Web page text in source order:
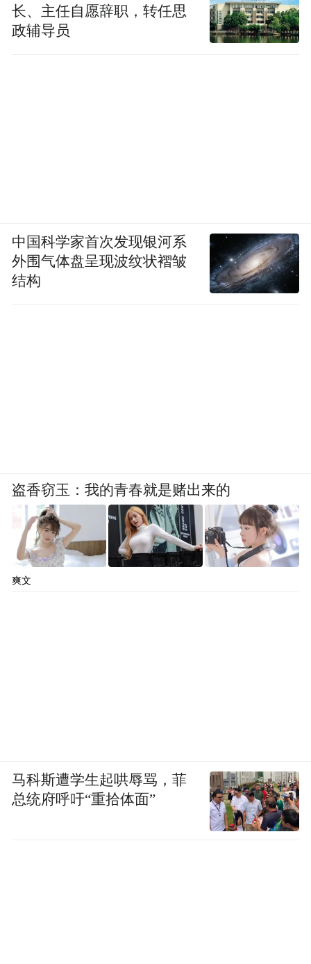
长、主任自愿辞职，转任思
政辅导员
中国科学家首次发现银河系
外围气体盘呈现波纹状褶皱
结构
盗香窃玉：我的青春就是赌出来的
爽文
马科斯遭学生起哄辱骂，菲
总统府呼吁“重拾体面”